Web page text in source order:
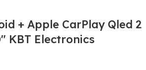
+ Apple CarPlay Qled 2
KBT Electronics